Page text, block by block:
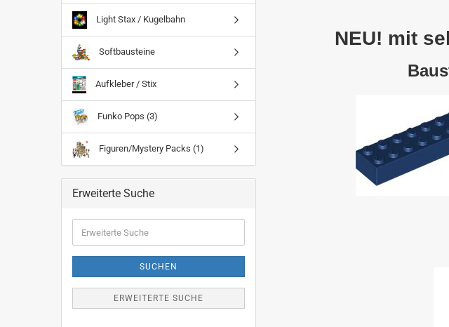
NEU! mit
Light Stax / Kugelbahn
Softbausteine
Aufkleber / Stix
Funko Pops (3)
Figuren/Mystery Packs (1)
Erweiterte Suche
Suche
SUCHEN
ERWEITERTE SUCHE